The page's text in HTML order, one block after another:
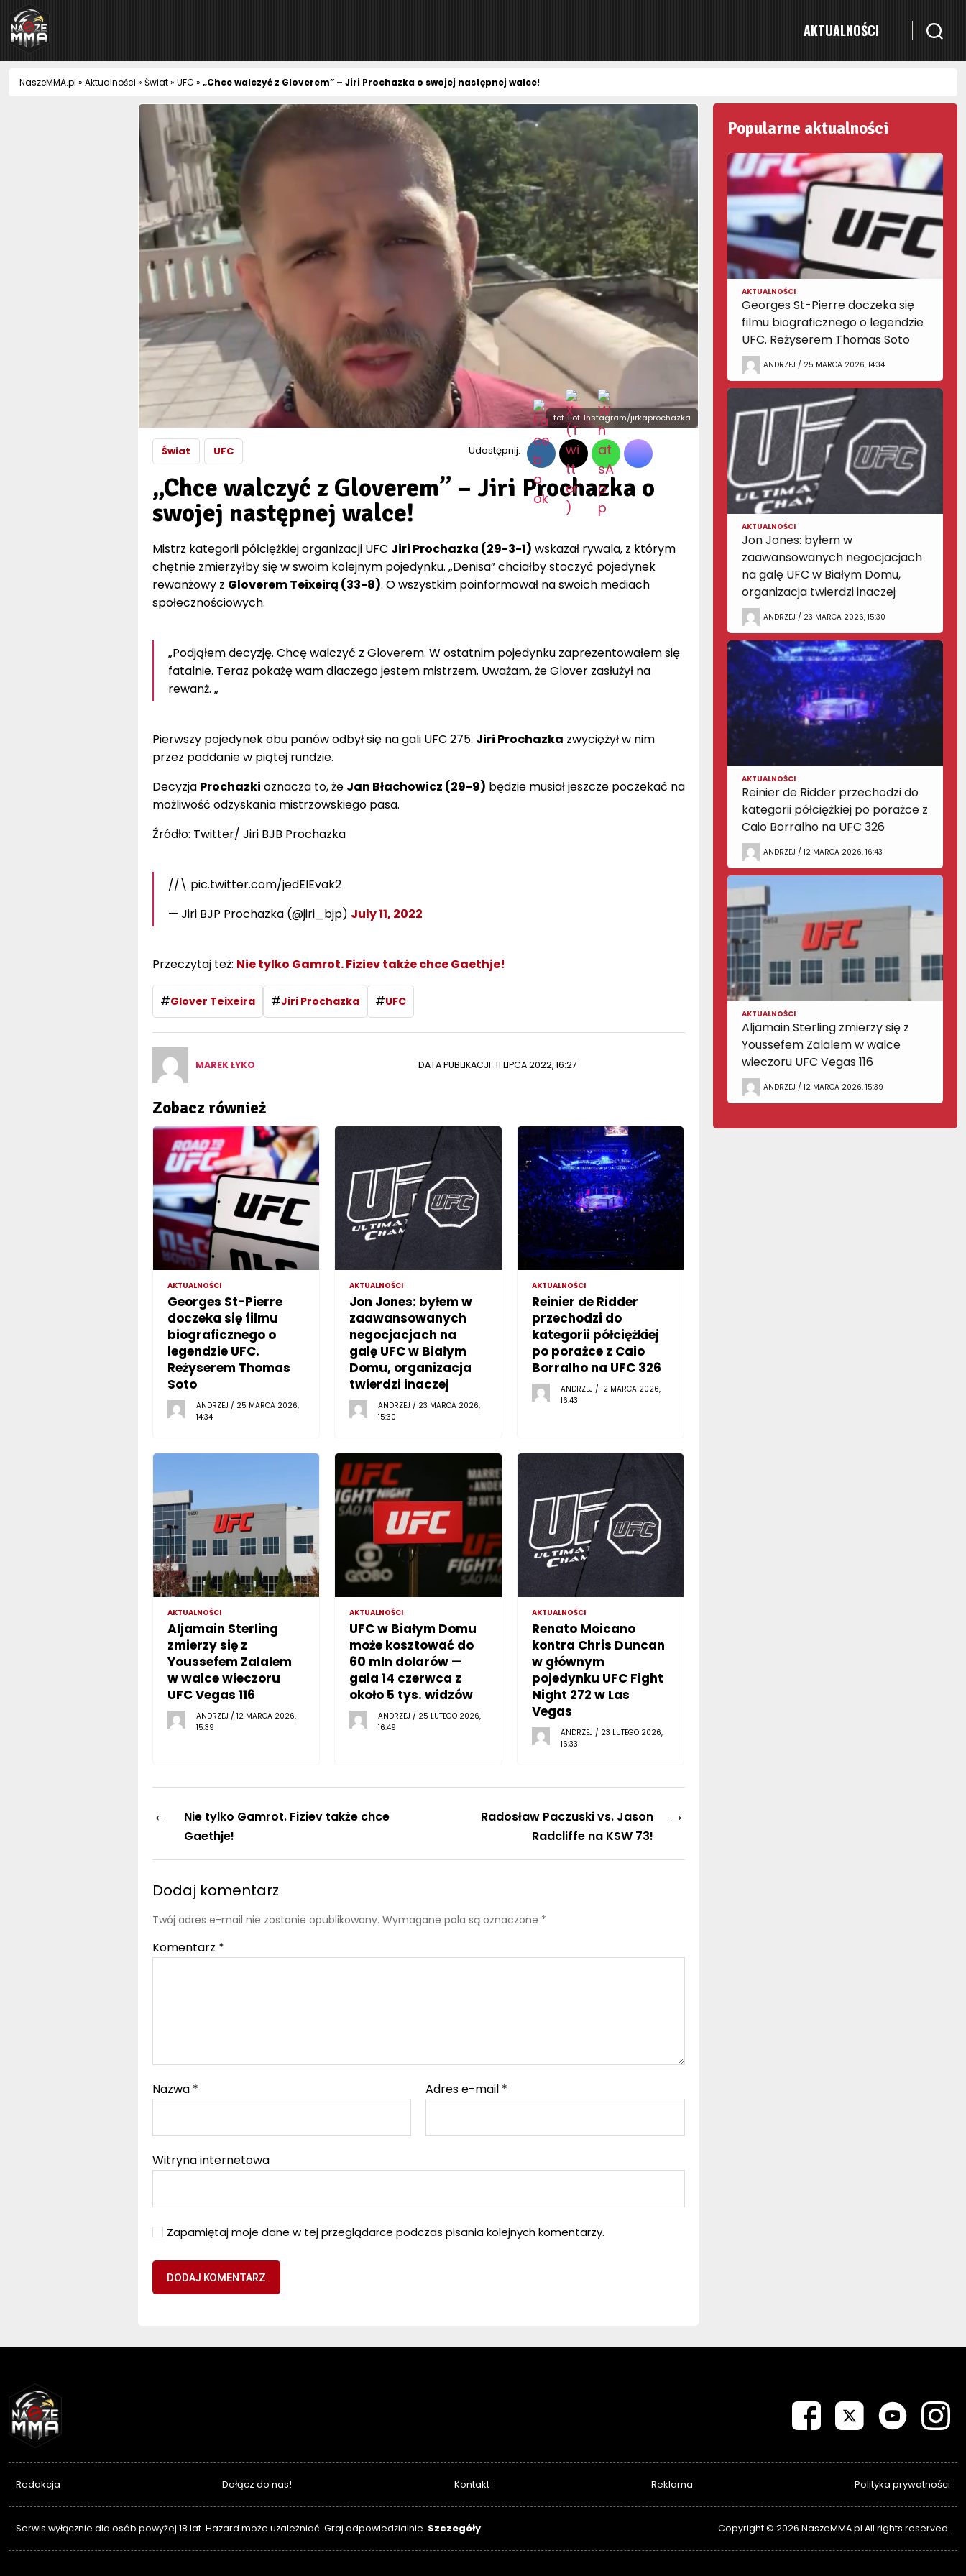
NaszeMMA
AKTUALNOŚCI
NaszeMMA.pl » Aktualności » Świat» UFC » „Chce walczyć z Gloverem” – Jiri Prochazka o swojej następnej walce!
fot. Fot. Instagram/jirkaprochazka
Świat UFC Udostępnij:
„Chce walczyć z Gloverem” – Jiri Prochazka o
swojej następnej walce!
Mistrz kategorii półciężkiej organizacji UFC Jiri Prochazka (29-3-1) wskazał rywala, z którym
chętnie zmierzyłby się w swoim kolejnym pojedynku. „Denisa” chciałby stoczyć pojedynek
rewanżowy z Gloverem Teixeirą (33-8). O wszystkim poinformował na swoich mediach
społecznościowych.
„Podjąłem decyzję. Chcę walczyć z Gloverem. W ostatnim pojedynku zaprezentowałem się
fatalnie. Teraz pokażę wam dlaczego jestem mistrzem. Uważam, że Glover zasłużył na
rewanż. „
Pierwszy pojedynek obu panów odbył się na gali UFC 275. Jiri Prochazka zwyciężył w nim
przez poddanie w piątej rundzie.
Decyzja Prochazki oznacza to, że Jan Błachowicz (29-9) będzie musiał jeszcze poczekać na
możliwość odzyskania mistrzowskiego pasa.
Źródło: Twitter/ Jiri BJB Prochazka
//\ pic.twitter.com/jedEIEvak2
— Jiri BJP Prochazka (@jiri_bjp) July 11, 2022
Przeczytaj też: Nie tylko Gamrot. Fiziev także chce Gaethje!
#Glover Teixeira #Jiri Prochazka #UFC
MAREK ŁYKO DATA PUBLIKACJI: 11 LIPCA 2022, 16:27
Zobacz również
AKTUALNOŚCI
Georges St-Pierre
doczeka się filmu
biograficznego o
legendzie UFC.
Reżyserem Thomas
Soto
ANDRZEJ / 25 MARCA 2026,
14:34
AKTUALNOŚCI
Jon Jones: byłem w
zaawansowanych
negocjacjach na
galę UFC w Białym
Domu, organizacja
twierdzi inaczej
ANDRZEJ / 23 MARCA 2026,
15:30
AKTUALNOŚCI
Reinier de Ridder
przechodzi do
kategorii półciężkiej
po porażce z Caio
Borralho na UFC 326
ANDRZEJ / 12 MARCA 2026,
16:43
AKTUALNOŚCI
Aljamain Sterling
zmierzy się z
Youssefem Zalalem
w walce wieczoru
UFC Vegas 116
ANDRZEJ / 12 MARCA 2026,
15:39
AKTUALNOŚCI
UFC w Białym Domu
może kosztować do
60 mln dolarów —
gala 14 czerwca z
około 5 tys. widzów
ANDRZEJ / 25 LUTEGO 2026,
16:49
AKTUALNOŚCI
Renato Moicano
kontra Chris Duncan
w głównym
pojedynku UFC Fight
Night 272 w Las
Vegas
ANDRZEJ / 23 LUTEGO 2026,
16:33
←
Nie tylko Gamrot. Fiziev także chce
Gaethje!
→
Radosław Paczuski vs. Jason
Radcliffe na KSW 73!
Dodaj komentarz
Twój adres e-mail nie zostanie opublikowany. Wymagane pola są oznaczone *
Komentarz *
Nazwa * Adres e-mail *
Witryna internetowa
Zapamiętaj moje dane w tej przeglądarce podczas pisania kolejnych komentarzy.
Popularne aktualności
AKTUALNOŚCI
Georges St-Pierre doczeka się
filmu biograficznego o legendzie
UFC. Reżyserem Thomas Soto
ANDRZEJ / 25 MARCA 2026, 14:34
AKTUALNOŚCI
Jon Jones: byłem w
zaawansowanych negocjacjach
na galę UFC w Białym Domu,
organizacja twierdzi inaczej
ANDRZEJ / 23 MARCA 2026, 15:30
AKTUALNOŚCI
Reinier de Ridder przechodzi do
kategorii półciężkiej po porażce z
Caio Borralho na UFC 326
ANDRZEJ / 12 MARCA 2026, 16:43
AKTUALNOŚCI
Aljamain Sterling zmierzy się z
Youssefem Zalalem w walce
wieczoru UFC Vegas 116
ANDRZEJ / 12 MARCA 2026, 15:39
Redakcja Dołącz do nas! Kontakt Reklama Polityka prywatności
Serwis wyłącznie dla osób powyżej 18 lat. Hazard może uzależniać. Graj odpowiedzialnie. Szczegóły Copyright © 2026 NaszeMMA.pl All rights reserved.